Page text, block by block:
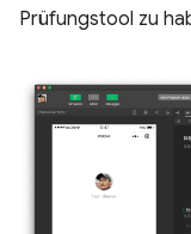
Prüfungstool zu